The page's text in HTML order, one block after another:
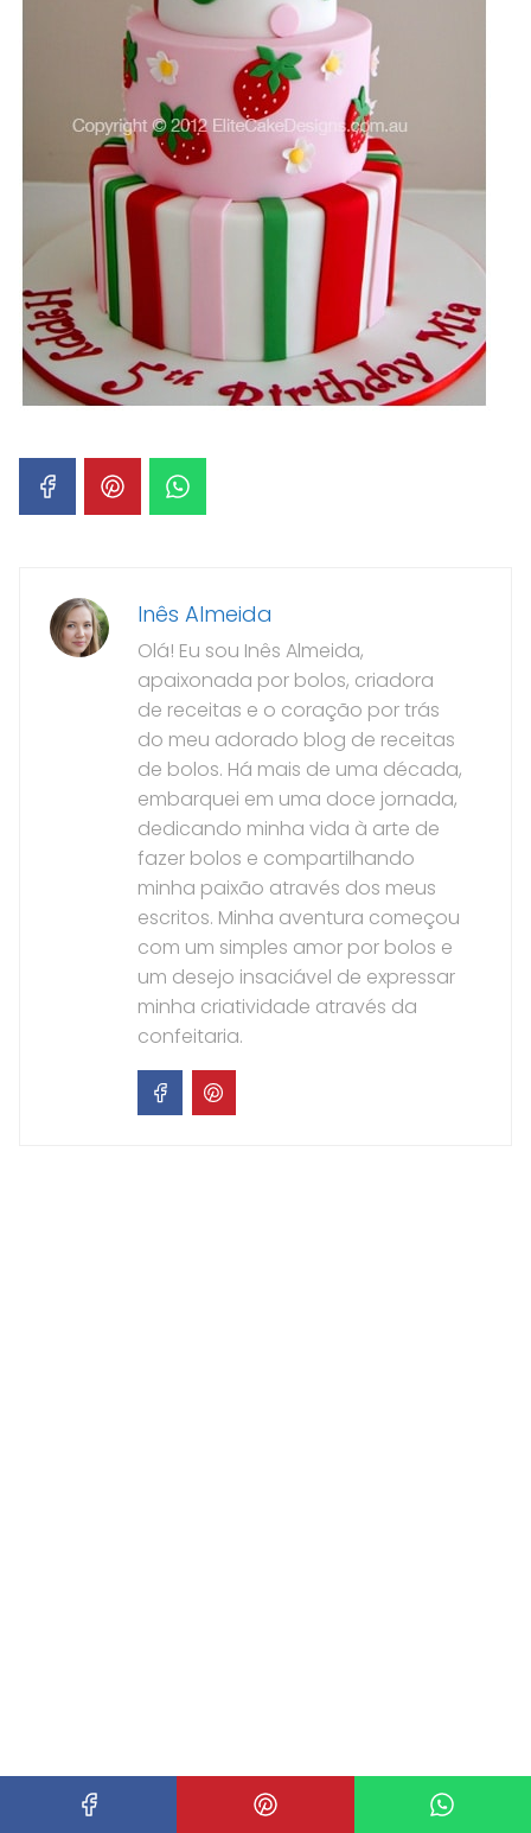
Inês Almeida
Olá! Eu sou Inês Almeida,
apaixonada por bolos, criadora
de receitas e o coração por trás
do meu adorado blog de receitas
de bolos. Há mais de uma década,
embarquei em uma doce jornada,
dedicando minha vida à arte de
fazer bolos e compartilhando
minha paixão através dos meus
escritos. Minha aventura começou
com um simples amor por bolos e
um desejo insaciável de expressar
minha criatividade através da
confeitaria.